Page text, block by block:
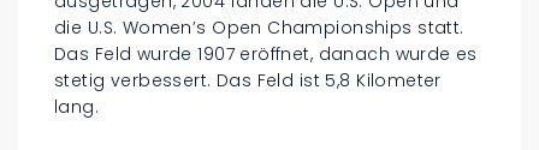
die U.S. Women’s Open Championships statt.
Das Feld wurde 1907 eröffnet, danach wurde es
stetig verbessert. Das Feld ist 5,8 Kilometer
lang.